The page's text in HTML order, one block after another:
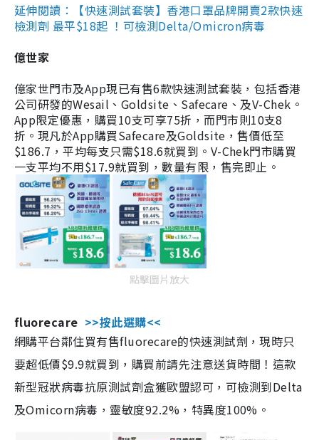
延伸閱讀：【快速測試套裝】香港口罩品牌開賣2款快速
檢測劑 最平$18起 ！可檢測Delta/Omicron病毒
億世家
億家世門市及App現已有售6款快速測試套裝，包括香港
公司研發的Wesail、Goldsite、Safecare、及V-Chek。
App限定優惠，購買10支可享75折，而門市則10支8
折。現凡於App購買Safecare及Goldsite，售價低至
$186.7，平均每支只需$18.6就買到。V-Chek門市購買
一支平均不用$17.9就買到，數量有限，售完即止。
點擊圖片放大
fluorecare >>按此選購<<
網購平台鄰住買有售fluorecare的快速測試劑，現時只
要超低價$9.9就買到，購買前請先注意送貨時間！這款
新型冠狀病毒抗原測試劑盒獲歐盟認可，可檢測到Delta
及Omicorn病毒，靈敏度92.2%，特異度100%。